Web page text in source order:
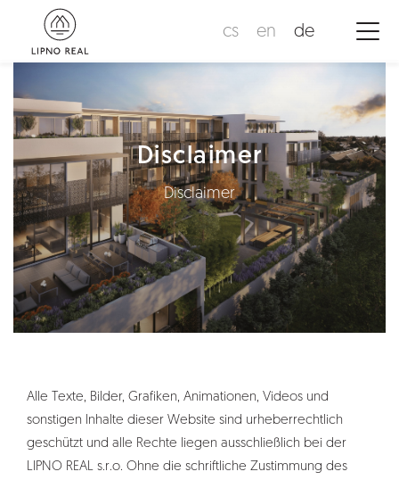
cs en de
Disclaimer
Disclaimer
Alle Texte, Bilder, Grafiken, Animationen, Videos und
sonstigen Inhalte dieser Website sind urheberrechtlich
geschützt und alle Rechte liegen ausschließlich bei der
LIPNO REAL s.r.o. Ohne die schriftliche Zustimmung des